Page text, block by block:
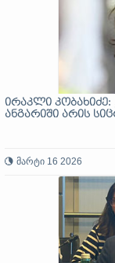
ირაკლი კობახიძე:
ანგარიში არის
მარტი 16 2026